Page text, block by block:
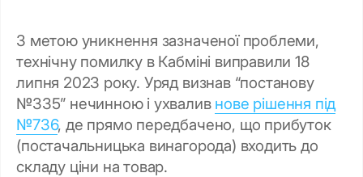
З метою уникнення зазначеної проблеми,
технічну помилку в Кабміні виправили 18
липня 2023 року. Уряд визнав “постанову
№335” нечинною і ухвалив нове рішення під
№736, де прямо передбачено, що прибуток
(постачальницька винагорода) входить до
складу ціни на товар.